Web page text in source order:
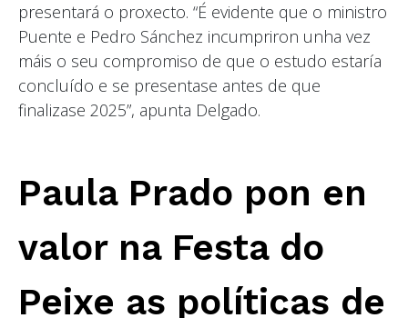
presentará o proxecto. “É evidente que o ministro
Puente e Pedro Sánchez incumpriron unha vez
máis o seu compromiso de que o estudo estaría
concluído e se presentase antes de que
finalizase 2025”, apunta Delgado.
Paula Prado pon en
valor na Festa do
Peixe as políticas de